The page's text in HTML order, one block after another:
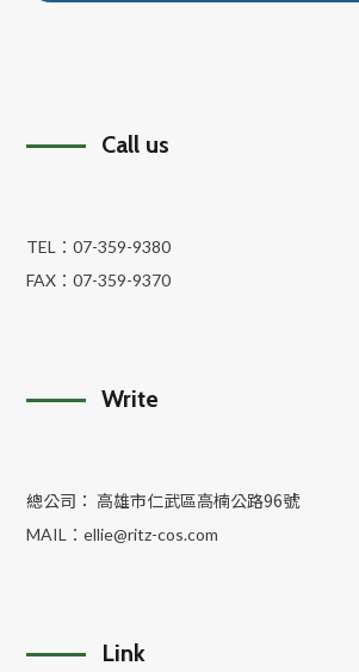
Call us
TEL：07-359-9380
FAX：07-359-9370
Write
總公司： 高雄市仁武區高楠公路96號
MAIL：ellie@ritz-cos.com
Link